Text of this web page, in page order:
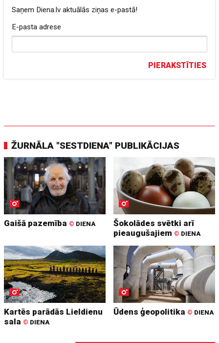
Saņem Diena.lv aktuālās ziņas e-pastā!
E-pasta adrese
PIERAKSTĪTIES
ŽURNĀLA "SESTDIENA" PUBLIKĀCIJAS
Gaišā pazemība © DIENA
Šokolādes svētki arī
pieaugušajiem © DIENA
Kartēs parādās Lieldienu
sala © DIENA
Ūdens ģeopolitika © DIENA